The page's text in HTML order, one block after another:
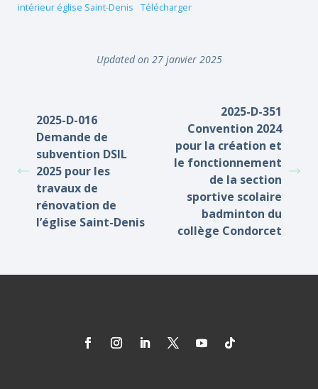
intérieur église Saint-Denis
Télécharger
Updated on 27 janvier 2025
2025-D-016
Demande de
subvention DSIL
2025 pour les
travaux de
rénovation de
l’église Saint-Denis
2025-D-351
Convention 2024
pour la création et
le fonctionnement
de la section
sportive scolaire
badminton du
collège Condorcet